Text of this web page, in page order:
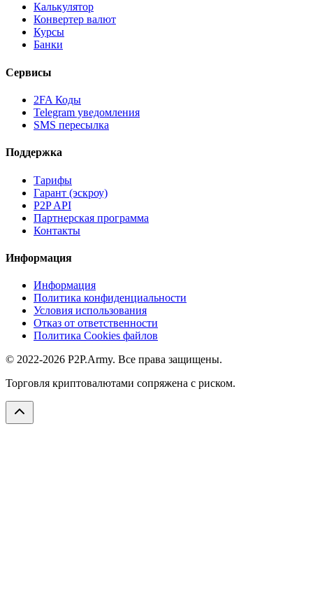
Калькулятор
Конвертер валют
Курсы
Банки
Сервисы
2FA Коды
Telegram уведомления
SMS пересылка
Поддержка
Тарифы
Гарант (эскроу)
P2P API
Партнерская программа
Контакты
Информация
Информация
Политика конфиденциальности
Условия использования
Отказ от ответственности
Политика Cookies файлов
© 2022-2026 P2P.Army. Все права защищены.
Торговля криптовалютами сопряжена с риском.